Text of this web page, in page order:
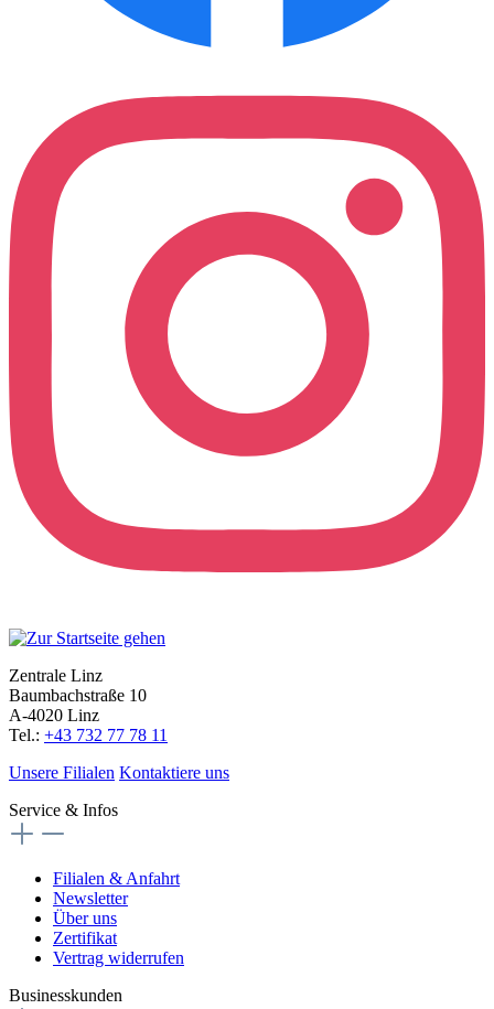
Zentrale Linz
Baumbachstraße 10
A-4020 Linz
Tel.: +43 732 77 78 11
Unsere Filialen Kontaktiere uns
Service & Infos
Filialen & Anfahrt
Newsletter
Über uns
Zertifikat
Vertrag widerrufen
Businesskunden